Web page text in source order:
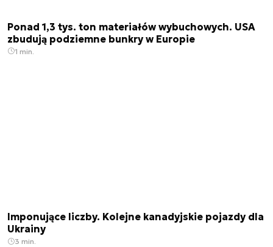
Ponad 1,3 tys. ton materiałów wybuchowych. USA
zbudują podziemne bunkry w Europie
1 min.
Imponujące liczby. Kolejne kanadyjskie pojazdy dla
Ukrainy
3 min.